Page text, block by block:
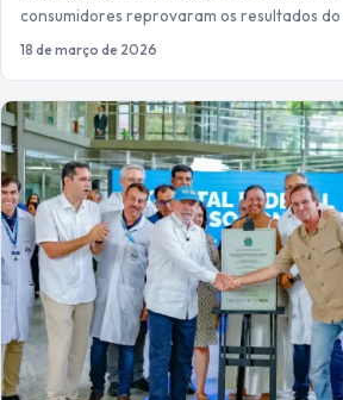
consumidores reprovaram os resultados
18 de março de 2026